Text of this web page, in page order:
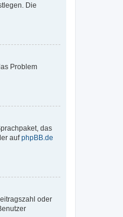
Die
Problem
das
aufphpBB.de
oder